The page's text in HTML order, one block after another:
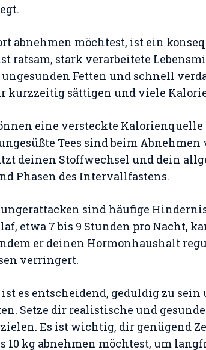
abnehmen möchtest, ist ein
ratsam, stark verarbeitete
ungesunden Fetten und schnell
kurzzeitig sättigen und viele
eine versteckte
Tees sind beim
deinen Stoffwechsel und dein
Phasen des Intervallfastens.
sind häufige
etwa 7 bis 9 Stunden pro Nacht,
er deinen Hormonhaushalt
verringert.
es entscheidend, geduldig zu
Setze dir realistische und
Es ist wichtig, dir genügend
10 kg abnehmen möchtest, um